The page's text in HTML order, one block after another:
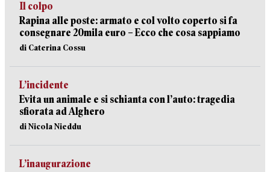
Il colpo
Rapina alle poste: armato e col volto coperto si fa
consegnare 20mila euro – Ecco che cosa sappiamo
di Caterina Cossu
L’incidente
Evita un animale e si schianta con l’auto: tragedia
sfiorata ad Alghero
di Nicola Nieddu
L’inaugurazione